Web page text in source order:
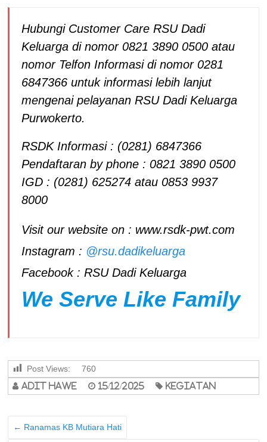
Hubungi Customer Care RSU Dadi
Keluarga di nomor 0821 3890 0500 atau
nomor Telfon Informasi di nomor 0281
6847366 untuk informasi lebih lanjut
mengenai pelayanan RSU Dadi Keluarga
Purwokerto.
RSDK Informasi : (0281) 6847366
Pendaftaran by phone : 0821 3890 0500
IGD : (0281) 625274 atau 0853 9937
8000
Visit our website on : www.rsdk-pwt.com
Instagram : @rsu.dadikeluarga
Facebook : RSU Dadi Keluarga
We Serve Like Family
Post Views: 760
adit hawe 15/12/2025 Kegiatan
← Ranamas KB Mutiara Hati